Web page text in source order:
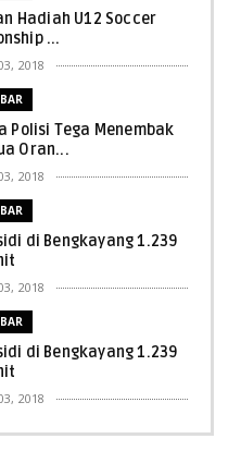
Hadiah U12 Soccer
...
2018
Polisi Tega Menembak
Oran...
2018
di Bengkayang 1.239
2018
di Bengkayang 1.239
2018